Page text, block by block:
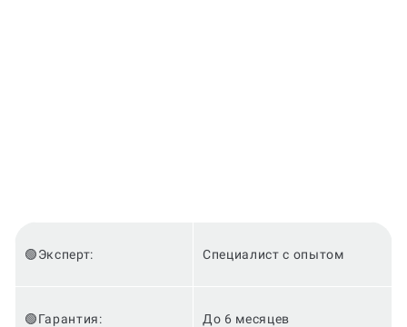
🟢Эксперт: Специалист с опытом
🟢Гарантия: До 6 месяцев